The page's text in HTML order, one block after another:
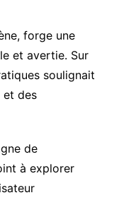
forge une
et avertie. Sur
soulignait
et des
de
à explorer